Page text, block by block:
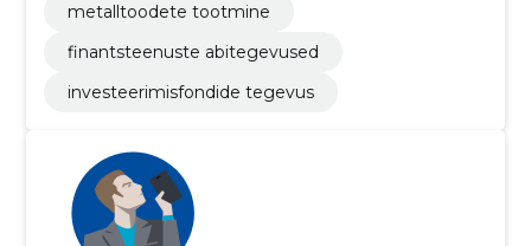
metalltoodete tootmine
finantsteenuste abitegevused
investeerimisfondide tegevus